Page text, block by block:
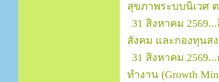
สุขภาพระบบนิเวศ
31 สิงหาคม
สังคม และกองทุนส
31 สิงหาคม
ทำงาน (Growth